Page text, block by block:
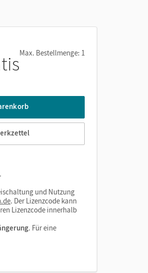
Max. Bestellmenge: 1
und Nutzung
. Der Lizenzcode kann
Lizenzcode innerhalb
. Für eine